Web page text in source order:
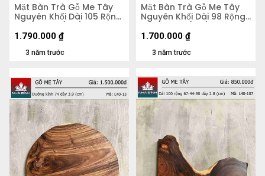
Mặt Bàn Trà Gỗ Me Tây
Nguyên Khối Dài 105 Rộng
58 Dày 5,2 (cm)
3 năm trước
1.790.000 ₫
Mặt Bàn Trà Gỗ Me Tây
Nguyên Khối Dài 98 Rộng
58 Dày 5,3 (cm)
3 năm trước
1.700.000 ₫